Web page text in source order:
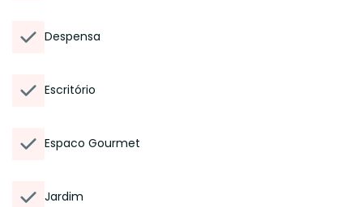
Despensa
Escritório
Espaco Gourmet
Jardim